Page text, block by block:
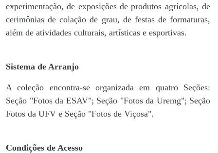
experimentação, de exposições de produtos agrícolas, de
cerimônias de colação de grau, de festas de formaturas,
além de atividades culturais, artísticas e esportivas.
Sistema de Arranjo
A coleção encontra-se organizada em quatro Seções:
Seção "Fotos da ESAV"; Seção "Fotos da Uremg"; Seção
Fotos da UFV e Seção "Fotos de Viçosa".
Condições de Acesso